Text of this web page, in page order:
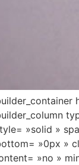
»solid »
»0px »
»no »